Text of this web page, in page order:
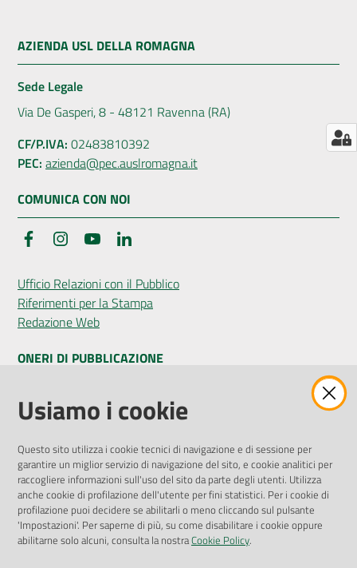
dei
Servizi
Dedicato
Bandi
Concorsi
Seguici
su
AZIENDA USL DELLA ROMAGNA
Sede Legale
Via De Gasperi, 8 - 48121 Ravenna (RA)
CF/P.IVA: 02483810392
PEC: azienda@pec.auslromagna.it
COMUNICA CON NOI
FacebookInstagramYouTube
Ufficio Relazioni con il Pubblico
Riferimenti per la Stampa
Redazione Web
ONERI DI PUBBLICAZIONE
Amministrazione Trasparente
Pubblicità legale
Privacy Policy
Attuazione Misure PNRR
Liste di Attesa
ENTI, IMPRESE E PARTNER
Usiamo i cookie
Questo sito utilizza i cookie tecnici di navigazione e di sessione per
garantire un miglior servizio di navigazione del sito, e cookie analitici per
raccogliere informazioni sull'uso del sito da parte degli utenti. Utilizza
anche cookie di profilazione dell'utente per fini statistici. Per i cookie di
profilazione puoi decidere se abilitarli o meno cliccando sul pulsante
'Impostazioni'. Per saperne di più, su come disabilitare i cookie oppure
abilitarne solo alcuni, consulta la nostraCookie Policy.